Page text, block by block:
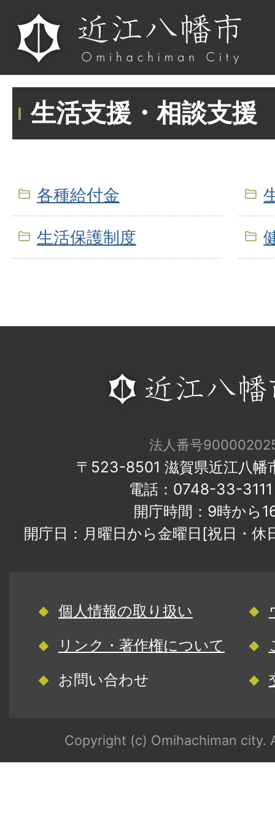
生活支援・相談支援
各種給付金
生活保護制度
法人番号
〒523-8501 滋賀県近江八幡
電話：0748-33-
開庁時間：9時から
開庁日：月曜日から金曜日[祝日・
個人情報の取り扱い
リンク・著作権について
お問い合わせ
Copyright (c) Omihachiman city.